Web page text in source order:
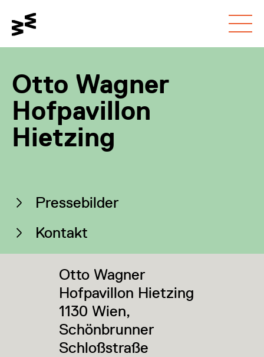
Otto Wagner
Hofpavillon
Hietzing
Auf dieser Seite
Pressebilder
Kontakt
Otto Wagner
Hofpavillon Hietzing
1130 Wien,
Schönbrunner
Schloßstraße